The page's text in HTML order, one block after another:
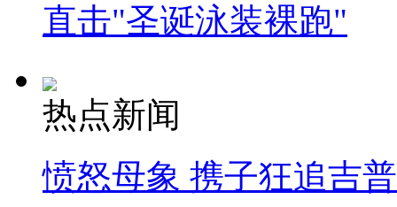
直击"圣诞泳装裸跑"
热点新闻
愤怒母象 携子狂追吉